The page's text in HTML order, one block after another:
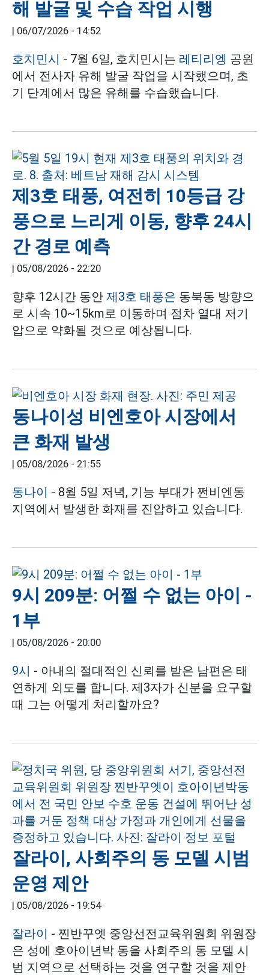
해 발굴 및 수습 작업 시행
| 06/07/2026 - 14:52
호치민시 - 7월 6일, 호치민시는 레티리엥 공원
에서 전사자 유해 발굴 작업을 시작했으며, 초
기 단계에서 많은 유해를 수습했습니다.
제3호 태풍, 여전히 10등급 강
풍으로 느리게 이동, 향후 24시
간 경로 예측
| 05/08/2026 - 22:20
향후 12시간 동안 제3호 태풍은 동북동 방향으
로 시속 10~15km로 이동하며 점차 열대 저기
압으로 약화될 것으로 예상됩니다.
동나이성 비엔호아 시장에서
큰 화재 발생
| 05/08/2026 - 21:55
동나이 - 8월 5일 저녁, 기능 부대가 쩐비엔동
지역에서 발생한 화재를 진압하고 있습니다.
9시 209분: 어쩔 수 없는 아이 -
1부
| 05/08/2026 - 20:00
9시 - 아내의 절대적인 신뢰를 받은 남편은 태
연하게 외도를 합니다. 제3자가 신분을 요구할
때 그는 어떻게 처리할까요?
잘라이, 사회주의 동 모델 시범
운영 제안
| 05/08/2026 - 19:54
잘라이 - 찐반꾸엣 중앙선전교육위원회 위원장
은 성에 호아이년박 동을 사회주의 동 모델 시
범 지역으로 선택하는 것을 연구할 것을 제안